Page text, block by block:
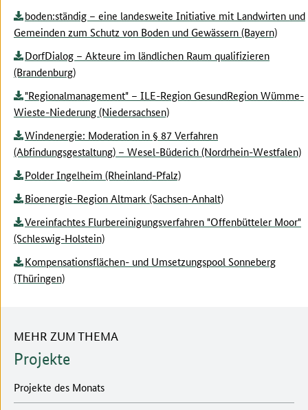
boden:ständig – eine landesweite Initiative mit Landwirten und
Gemeinden zum Schutz von Boden und Gewässern (Bayern)
DorfDialog – Akteure im ländlichen Raum qualifizieren
(Brandenburg)
"Regionalmanagement" – ILE-Region GesundRegion Wümme-
Wieste-Niederung (Niedersachsen)
Windenergie: Moderation in § 87 Verfahren
(Abfindungsgestaltung) – Wesel-Büderich (Nordrhein-Westfalen)
Polder Ingelheim (Rheinland-Pfalz)
Bioenergie-Region Altmark (Sachsen-Anhalt)
Vereinfachtes Flurbereinigungsverfahren "Offenbütteler Moor"
(Schleswig-Holstein)
Kompensationsflächen- und Umsetzungspool Sonneberg
(Thüringen)
MEHR ZUM THEMA
Projekte
Projekte des Monats